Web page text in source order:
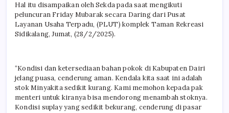
Hal itu disampaikan oleh Sekda pada saat mengikuti
peluncuran Friday Mubarak secara Daring dari Pusat
Layanan Usaha Terpadu, (PLUT) komplek Taman Rekreasi
Sidikalang, Jumat, (28/2/2025).
“Kondisi dan ketersediaan bahan pokok di Kabupaten Dairi
jelang puasa, cenderung aman. Kendala kita saat ini adalah
stok Minyakita sedikit kurang. Kami memohon kepada pak
menteri untuk kiranya bisa mendorong menambah stoknya.
Kondisi suplay yang sedikit bekurang, cenderung di pasar